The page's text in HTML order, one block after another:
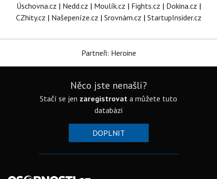
Úschovna.cz | Nedd.cz | Moulík.cz | Fights.cz | Dokina.cz |
CZhity.cz | Našepeníze.cz | Srovnám.cz | StartupInsider.cz
Partneři: Heroine
Něco jste nenašli?
Stačí se jen zaregistrovat a můžete tuto
databázi
DOPLNIT